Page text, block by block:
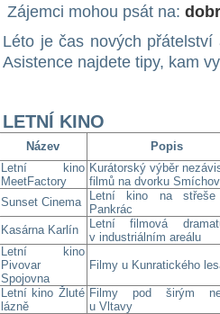
Zájemci mohou psát na:
Léto je čas nových
Asistence najdete tipy, kam
LETNÍ KINO
Název
Popis
Letní kino
MeetFactory
Kurátorský výběr
filmů na dvorku
Sunset Cinema
Letní kino na
Pankrác
Kasárna Karlín
Letní filmová
v industriálním areálu
Letní kino
Pivovar
Spojovna
Filmy u Kunratického
Letní kino Žluté
lázně
Filmy pod širým
u Vltavy